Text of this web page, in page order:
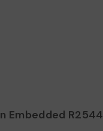
Embedded R2544